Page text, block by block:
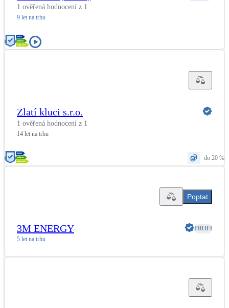
1 ověřená hodnocení z 1
9 let na trhu
Zlatí kluci s.r.o.
1 ověřená hodnocení z 1
14 let na trhu
do 20 %
Poptat
3M ENERGY
PROFI
5 let na trhu